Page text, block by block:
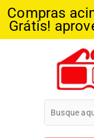
Compras
Grátis!